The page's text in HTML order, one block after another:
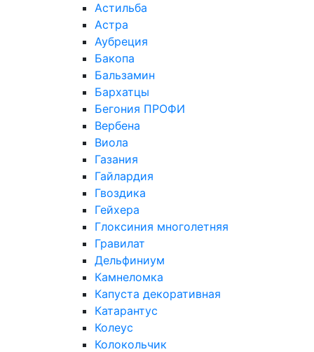
Астильба
Астра
Аубреция
Бакопа
Бальзамин
Бархатцы
Бегония ПРОФИ
Вербена
Виола
Газания
Гайлардия
Гвоздика
Гейхера
Глоксиния многолетняя
Гравилат
Дельфиниум
Камнеломка
Капуста декоративная
Катарантус
Колеус
Колокольчик